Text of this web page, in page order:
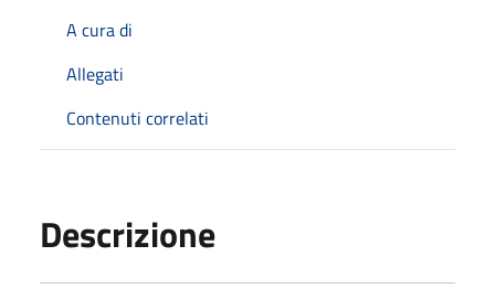
A cura di
Allegati
Contenuti correlati
Descrizione